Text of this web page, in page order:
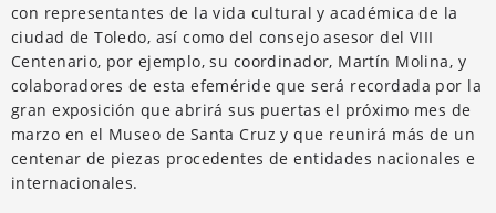
con representantes de la vida cultural y académica de la
ciudad de Toledo, así como del consejo asesor del VIII
Centenario, por ejemplo, su coordinador, Martín Molina, y
colaboradores de esta efeméride que será recordada por la
gran exposición que abrirá sus puertas el próximo mes de
marzo en el Museo de Santa Cruz y que reunirá más de un
centenar de piezas procedentes de entidades nacionales e
internacionales.